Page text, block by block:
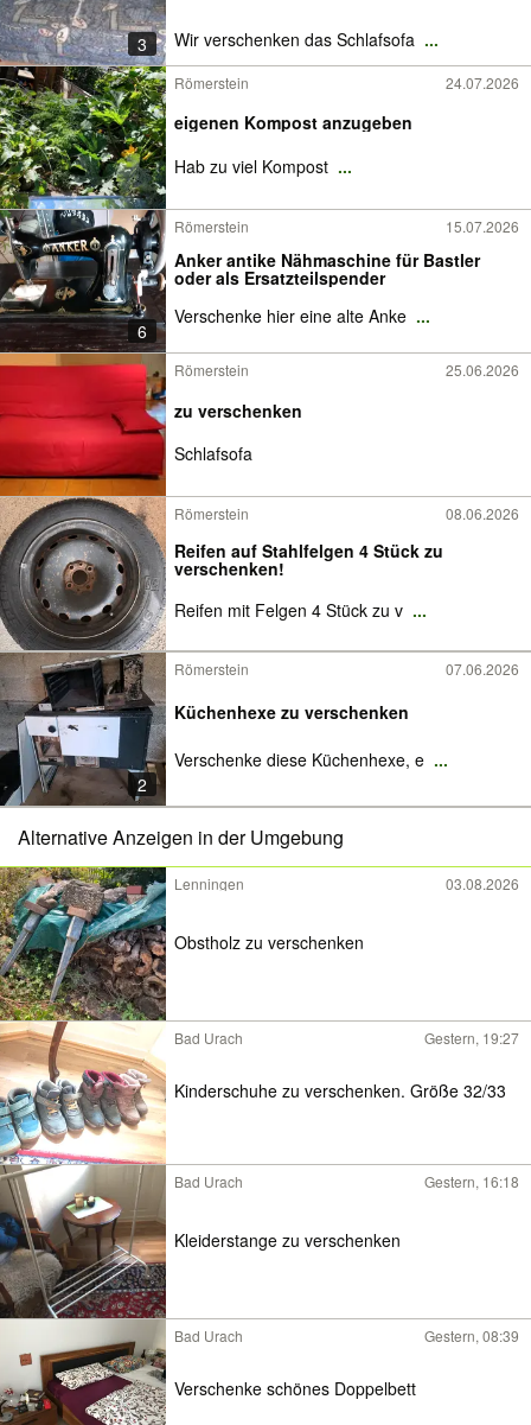
3 Wir verschenken das Schlafsofa ...
Römerstein 24.07.2026
eigenen Kompost anzugeben
Hab zu viel Kompost ...
6
Römerstein 15.07.2026
Anker antike Nähmaschine für Bastler
oder als Ersatzteilspender
Verschenke hier eine alte Anke ...
Römerstein 25.06.2026
zu verschenken
Schlafsofa
Römerstein 08.06.2026
Reifen auf Stahlfelgen 4 Stück zu
verschenken!
Reifen mit Felgen 4 Stück zu v ...
2
Römerstein 07.06.2026
Küchenhexe zu verschenken
Verschenke diese Küchenhexe, e ...
Alternative Anzeigen in der Umgebung
Lenningen 03.08.2026
Obstholz zu verschenken
Bad Urach Gestern, 19:27
Kinderschuhe zu verschenken. Größe 32/33
Bad Urach Gestern, 16:18
Kleiderstange zu verschenken
Bad Urach Gestern, 08:39
Verschenke schönes Doppelbett